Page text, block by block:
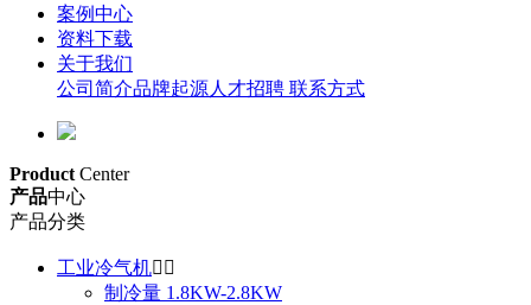
案例中心
资料下载
关于我们
公司简介品牌起源人才招聘 联系方式
Product Center
产品中心
产品分类
工业冷气机 
制冷量 1.8KW-2.8KW